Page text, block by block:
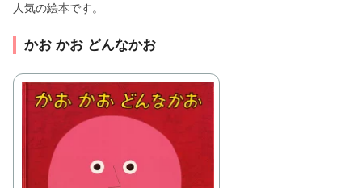
人気の絵本です。
かお かお どんなかお